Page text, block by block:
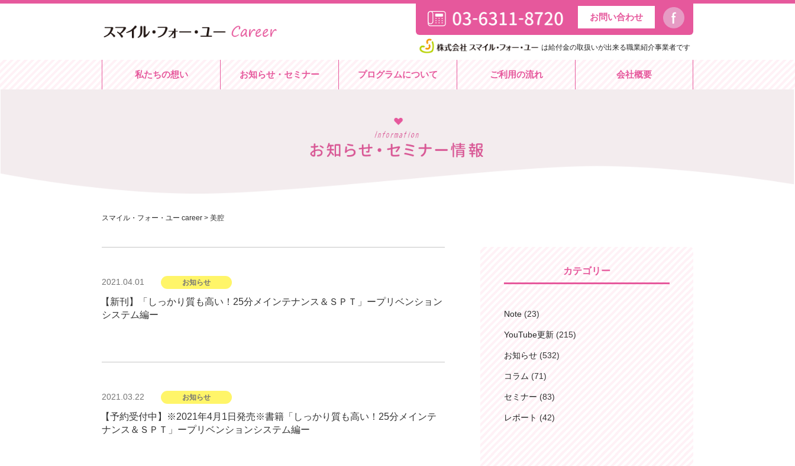
お問い合わせ
は給付金の取扱いが出来る職業紹介事業者です
私たちの想い お知らせ・セミナー プログラムについて ご利用の流れ 会社概要
スマイル・フォー・ユー career > 美腔
投
日:
2021.04.01 お知らせ
【新刊】「しっかり質も高い！25分メインテナンス＆ＳＰＴ」ープリベンション
システム編ー
投
日:
2021.03.22 お知らせ
【予約受付中】※2021年4月1日発売※書籍「しっかり質も高い！25分メインテ
ナンス＆ＳＰＴ」ープリベンションシステム編ー
カテゴリー
Note (23)
YouTube更新 (215)
お知らせ (532)
コラム (71)
セミナー (83)
レポート (42)